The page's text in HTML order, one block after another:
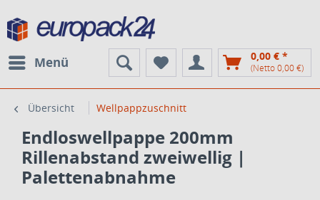
Menü 0,00 € *
(Netto 0,00 €)
Übersicht Wellpappzuschnitt
Endloswellpappe 200mm
Rillenabstand zweiwellig |
Palettenabnahme